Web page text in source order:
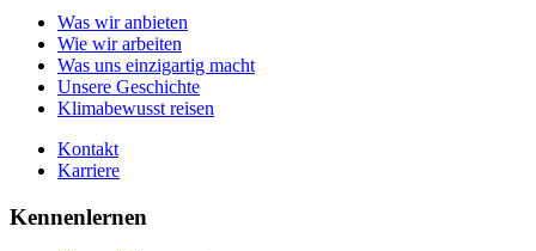
Kontakt
Karriere
Unsere Kunden
Was wir anbieten
Wie wir arbeiten
Was uns einzigartig macht
Unsere Geschichte
Klimabewusst reisen
Kontakt
Karriere
Kennenlernen